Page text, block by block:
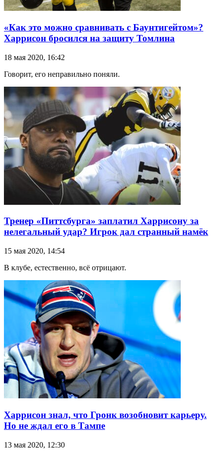
«Как это можно сравнивать с Баунтигейтом»?
Харрисон бросился на защиту Томлина
18 мая 2020, 16:42
Говорит, его неправильно поняли.
Тренер «Питтсбурга» заплатил Харрисону за
нелегальный удар? Игрок дал странный намёк
15 мая 2020, 14:54
В клубе, естественно, всё отрицают.
Харрисон знал, что Гронк возобновит карьеру.
Но не ждал его в Тампе
13 мая 2020, 12:30